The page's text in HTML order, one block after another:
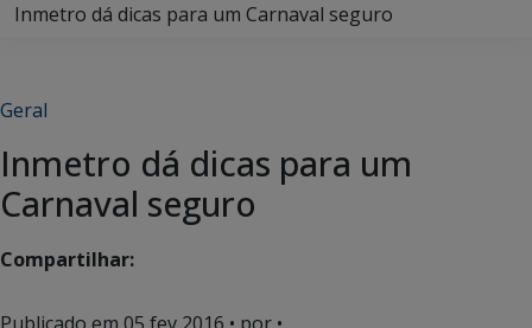
Inmetro dá dicas para um Carnaval seguro
Geral
Inmetro dá dicas para um
Carnaval seguro
Compartilhar: